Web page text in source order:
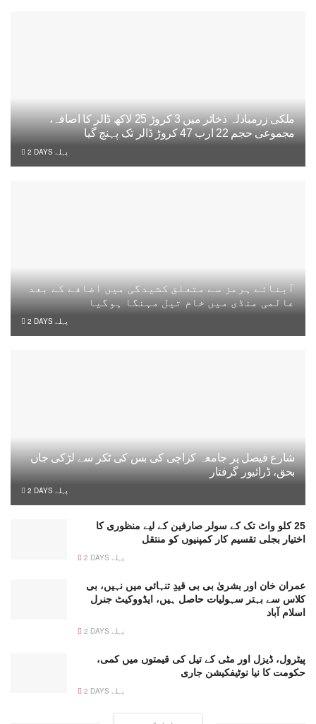
ملکی زرمبادلہ ذخائر میں 3 کروڑ 25 لاکھ ڈالر کا اضافہ،
مجموعی حجم 22 ارب 47 کروڑ ڈالر تک پہنچ گیا
2 DAYS پہلے
آبنائے ہرمز سے متعلق کشیدگی میں اضافے کے بعد
عالمی منڈی میں خام تیل مہنگا ہوگیا
2 DAYS پہلے
شارع فیصل پر جامعہ کراچی کی بس کی ٹکر سے لڑکی جاں
بحق، ڈرائیور گرفتار
2 DAYS پہلے
25 کلو واٹ تک کے سولر صارفین کے لیے منظوری کا
اختیار بجلی تقسیم کار کمپنیوں کو منتقل
2 DAYS پہلے
عمران خان اور بشریٰ بی بی قیدِ تنہائی میں نہیں، بی
کلاس سے بہتر سہولیات حاصل ہیں، ایڈووکیٹ جنرل
اسلام آباد
2 DAYS پہلے
پیٹرول، ڈیزل اور مٹی کے تیل کی قیمتوں میں کمی،
حکومت کا نیا نوٹیفکیشن جاری
2 DAYS پہلے